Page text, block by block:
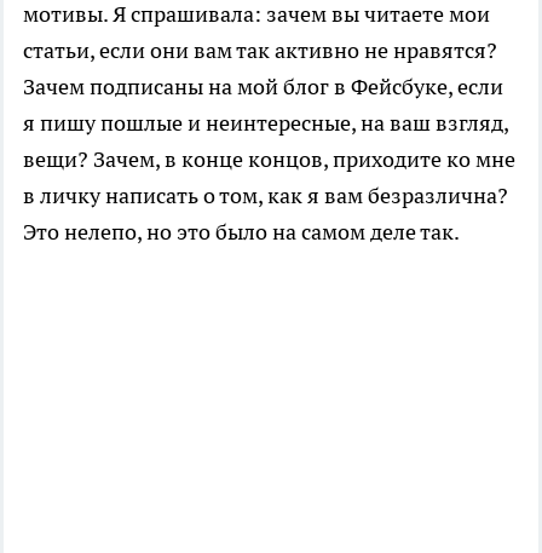
мотивы. Я спрашивала: зачем вы читаете мои
статьи, если они вам так активно не нравятся?
Зачем подписаны на мой блог в Фейсбуке, если
я пишу пошлые и неинтересные, на ваш взгляд,
вещи? Зачем, в конце концов, приходите ко мне
в личку написать о том, как я вам безразлична?
Это нелепо, но это было на самом деле так.